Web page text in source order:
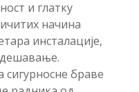
и глатку
начина
инсталације,
сигурносне браве